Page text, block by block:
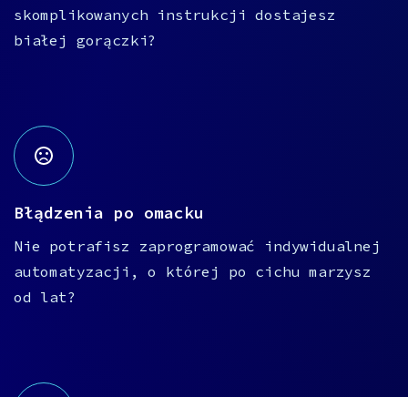
skomplikowanych instrukcji dostajesz
białej gorączki?
Błądzenia po omacku
Nie potrafisz zaprogramować indywidualnej
automatyzacji, o której po cichu marzysz
od lat?